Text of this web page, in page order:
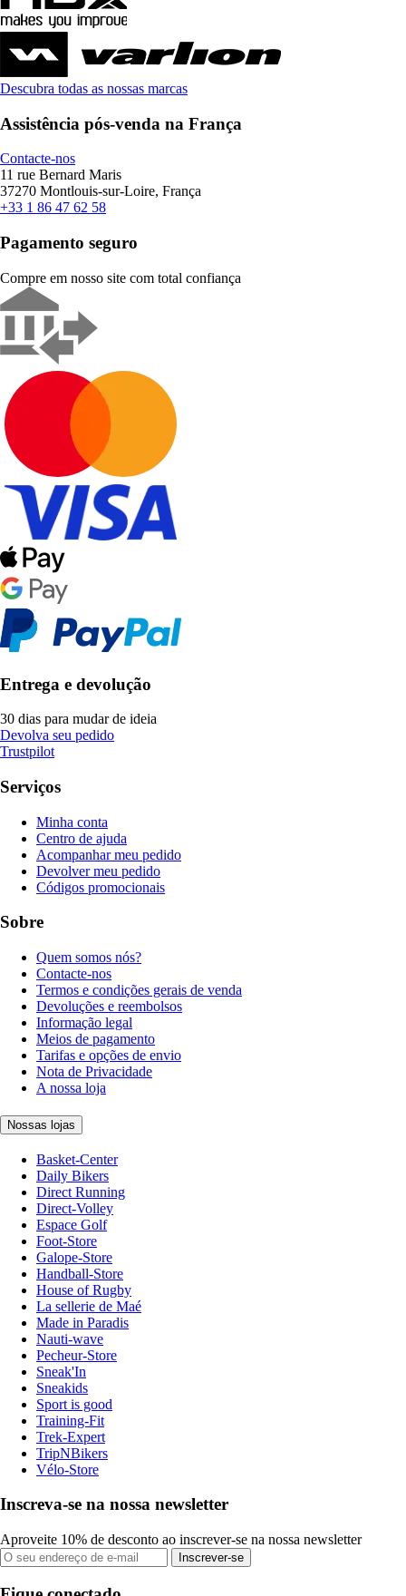
Descubra todas as nossas marcas
Assistência pós-venda na França
Contacte-nos
11 rue Bernard Maris
37270 Montlouis-sur-Loire, França
+33 1 86 47 62 58
Pagamento seguro
Compre em nosso site com total confiança
Entrega e devolução
30 dias para mudar de ideia
Devolva seu pedido
Trustpilot
Serviços
Minha conta
Centro de ajuda
Acompanhar meu pedido
Devolver meu pedido
Códigos promocionais
Sobre
Quem somos nós?
Contacte-nos
Termos e condições gerais de venda
Devoluções e reembolsos
Informação legal
Meios de pagamento
Tarifas e opções de envio
Nota de Privacidade
A nossa loja
Nossas lojas
Basket-Center
Daily Bikers
Direct Running
Direct-Volley
Espace Golf
Foot-Store
Galope-Store
Handball-Store
House of Rugby
La sellerie de Maé
Made in Paradis
Nauti-wave
Pecheur-Store
Sneak'In
Sneakids
Sport is good
Training-Fit
Trek-Expert
TripNBikers
Vélo-Store
Inscreva-se na nossa newsletter
Aproveite 10% de desconto ao inscrever-se na nossa newsletter
Inscrever-se